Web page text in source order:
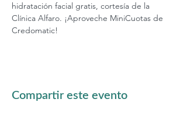
hidratación facial gratis, cortesía de la
Clínica Alfaro. ¡Aproveche MiniCuotas de
Credomatic!
Compartir este evento